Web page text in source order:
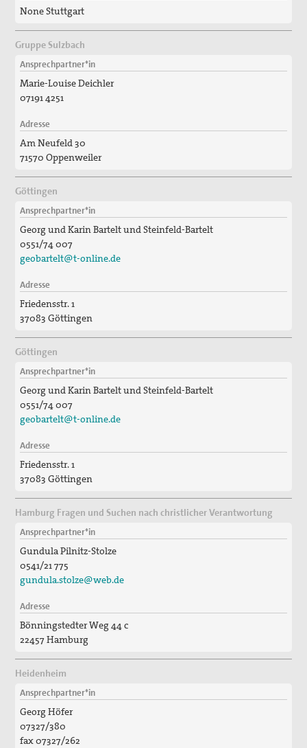
None Stuttgart
Gruppe Sulzbach
Ansprechpartner*in
Marie-Louise Deichler
07191 4251
Adresse
Am Neufeld 30
71570 Oppenweiler
Göttingen
Ansprechpartner*in
Georg und Karin Bartelt und Steinfeld-Bartelt
0551/74 007
geobartelt@t-online.de
Adresse
Friedensstr. 1
37083 Göttingen
Göttingen
Ansprechpartner*in
Georg und Karin Bartelt und Steinfeld-Bartelt
0551/74 007
geobartelt@t-online.de
Adresse
Friedensstr. 1
37083 Göttingen
Hamburg Fragen und Suchen nach christlicher Verantwortung
Ansprechpartner*in
Gundula Pilnitz-Stolze
0541/21 775
gundula.stolze@web.de
Adresse
Bönningstedter Weg 44 c
22457 Hamburg
Heidenheim
Ansprechpartner*in
Georg Höfer
07327/380
fax 07327/262